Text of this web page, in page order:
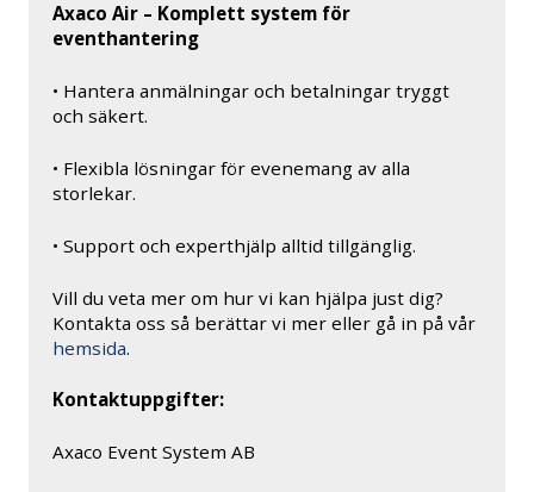
Axaco Air – Komplett system för
eventhantering
• Hantera anmälningar och betalningar tryggt
och säkert.
• Flexibla lösningar för evenemang av alla
storlekar.
• Support och experthjälp alltid tillgänglig.
Vill du veta mer om hur vi kan hjälpa just dig?
Kontakta oss så berättar vi mer eller gå in på vår
hemsida.
Kontaktuppgifter:
Axaco Event System AB